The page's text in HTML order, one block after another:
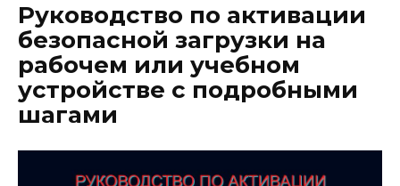
Руководство по активации
безопасной загрузки на
рабочем или учебном
устройстве с подробными
шагами